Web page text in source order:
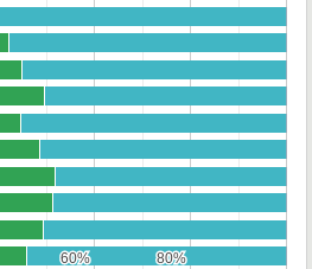
60%
60% 80%
80%